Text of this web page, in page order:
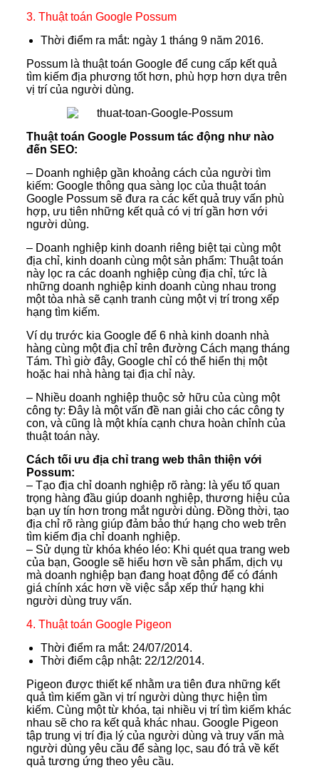
3. Thuật toán Google Possum
Thời điểm ra mắt: ngày 1 tháng 9 năm 2016.
Possum là thuật toán Google để cung cấp kết quả
tìm kiếm địa phương tốt hơn, phù hợp hơn dựa trên
vị trí của người dùng.
Thuật toán Google Possum tác động như nào
đến SEO:
– Doanh nghiệp gần khoảng cách của người tìm
kiếm: Google thông qua sàng lọc của thuật toán
Google Possum sẽ đưa ra các kết quả truy vấn phù
hợp, ưu tiên những kết quả có vị trí gần hơn với
người dùng.
– Doanh nghiệp kinh doanh riêng biệt tại cùng một
địa chỉ, kinh doanh cùng một sản phẩm: Thuật toán
này lọc ra các doanh nghiệp cùng địa chỉ, tức là
những doanh nghiệp kinh doanh cùng nhau trong
một tòa nhà sẽ cạnh tranh cùng một vị trí trong xếp
hạng tìm kiếm.
Ví dụ trước kia Google để 6 nhà kinh doanh nhà
hàng cùng một địa chỉ trên đường Cách mạng tháng
Tám. Thì giờ đây, Google chỉ có thể hiển thị một
hoặc hai nhà hàng tại địa chỉ này.
– Nhiều doanh nghiệp thuộc sở hữu của cùng một
công ty: Đây là một vấn đề nan giải cho các công ty
con, và cũng là một khía cạnh chưa hoàn chỉnh của
thuật toán này.
Cách tối ưu địa chỉ trang web thân thiện với
Possum:
– Tạo địa chỉ doanh nghiệp rõ ràng: là yếu tố quan
trọng hàng đầu giúp doanh nghiệp, thương hiệu của
bạn uy tín hơn trong mắt người dùng. Đồng thời, tạo
địa chỉ rõ ràng giúp đảm bảo thứ hạng cho web trên
tìm kiếm địa chỉ doanh nghiệp.
– Sử dụng từ khóa khéo léo: Khi quét qua trang web
của bạn, Google sẽ hiểu hơn về sản phẩm, dịch vụ
mà doanh nghiệp bạn đang hoạt động để có đánh
giá chính xác hơn về việc sắp xếp thứ hạng khi
người dùng truy vấn.
4. Thuật toán Google Pigeon
Thời điểm ra mắt: 24/07/2014.
Thời điểm cập nhật: 22/12/2014.
Pigeon được thiết kế nhằm ưa tiên đưa những kết
quả tìm kiếm gần vị trí người dùng thực hiện tìm
kiếm. Cùng một từ khóa, tại nhiều vị trí tìm kiếm khác
nhau sẽ cho ra kết quả khác nhau. Google Pigeon
tập trung vị trí địa lý của người dùng và truy vấn mà
người dùng yêu cầu để sàng lọc, sau đó trả về kết
quả tương ứng theo yêu cầu.